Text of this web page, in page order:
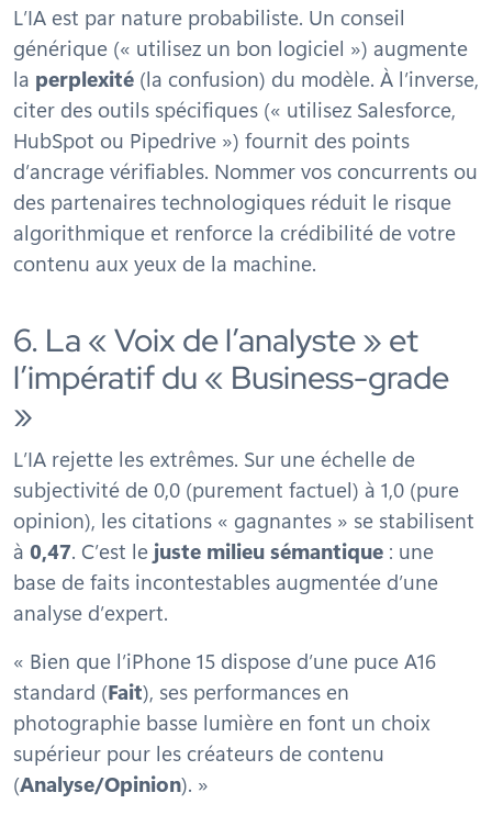
L’IA est par nature probabiliste. Un conseil
générique (« utilisez un bon logiciel ») augmente
la perplexité (la confusion) du modèle. À l’inverse,
citer des outils spécifiques (« utilisez Salesforce,
HubSpot ou Pipedrive ») fournit des points
d’ancrage vérifiables. Nommer vos concurrents ou
des partenaires technologiques réduit le risque
algorithmique et renforce la crédibilité de votre
contenu aux yeux de la machine.
6. La « Voix de l’analyste » et
l’impératif du « Business-grade
»
L’IA rejette les extrêmes. Sur une échelle de
subjectivité de 0,0 (purement factuel) à 1,0 (pure
opinion), les citations « gagnantes » se stabilisent
à 0,47. C’est le juste milieu sémantique : une
base de faits incontestables augmentée d’une
analyse d’expert.
« Bien que l’iPhone 15 dispose d’une puce A16
standard (Fait), ses performances en
photographie basse lumière en font un choix
supérieur pour les créateurs de contenu
(Analyse/Opinion). »